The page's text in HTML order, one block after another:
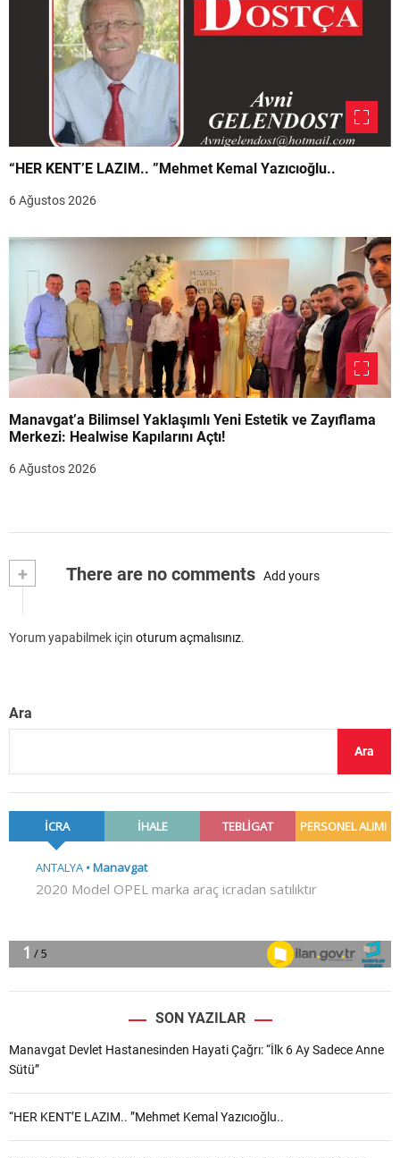
“HER KENT’E LAZIM.. ”Mehmet Kemal Yazıcıoğlu..
6 Ağustos 2026
Manavgat’a Bilimsel Yaklaşımlı Yeni Estetik ve Zayıflama
Merkezi: Healwise Kapılarını Açtı!
6 Ağustos 2026
+ There are no comments Add yours
Yorum yapabilmek için oturum açmalısınız.
Ara
Ara
SON YAZILAR
Manavgat Devlet Hastanesinden Hayati Çağrı: “İlk 6 Ay Sadece Anne
Sütü”
“HER KENT’E LAZIM.. ”Mehmet Kemal Yazıcıoğlu..